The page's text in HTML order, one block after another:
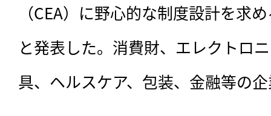
（CEA）に野心的な制度設計を求
と発表した。消費財、エレクトロ
具、ヘルスケア、包装、金融等の